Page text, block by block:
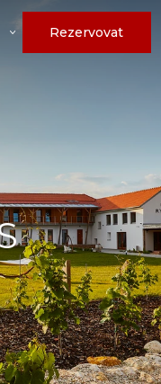
Rezervovat